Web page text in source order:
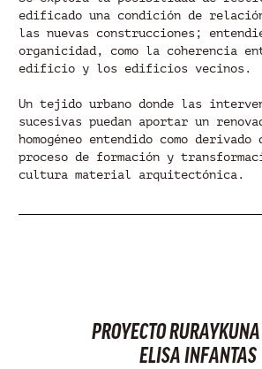
edificado una condición de
las nuevas construcciones;
organicidad, como la coherencia
edificio y los edificios vecinos.
Un tejido urbano donde las
sucesivas puedan aportar un
homogéneo entendido como derivado
proceso de formación y
cultura material arquitectónica.
PROYECTO
ELISA INFANTAS